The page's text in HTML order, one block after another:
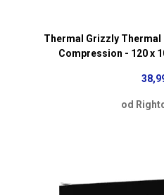
Thermal Grizzly Thermal
Compression - 120 x
od